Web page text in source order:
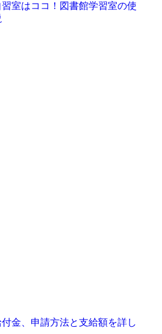
室はココ！図書館学習室の使
金、申請方法と支給額を詳し